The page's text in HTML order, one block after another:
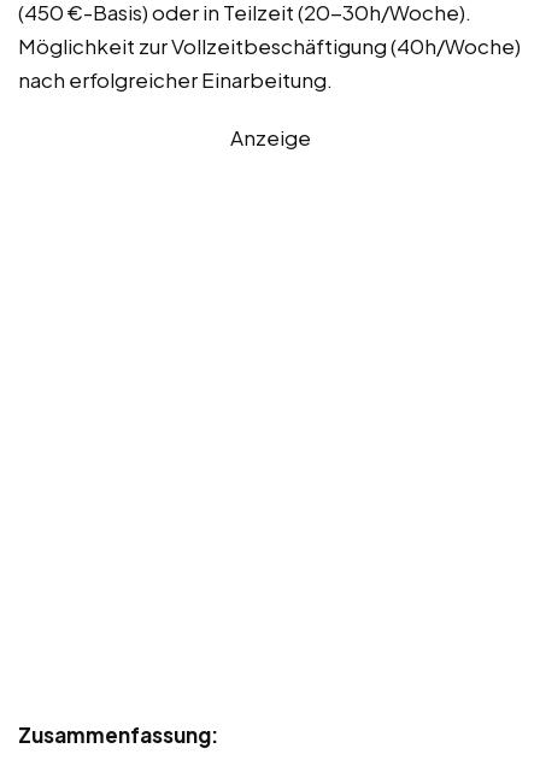
(450 €-Basis) oder in Teilzeit (20-30h/Woche).
Möglichkeit zur Vollzeitbeschäftigung (40h/Woche)
nach erfolgreicher Einarbeitung.
Anzeige
Zusammenfassung: